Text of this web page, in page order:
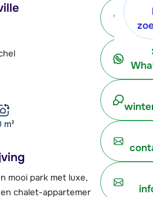
m²
mooi park met luxe,
chalet-appartementen in het